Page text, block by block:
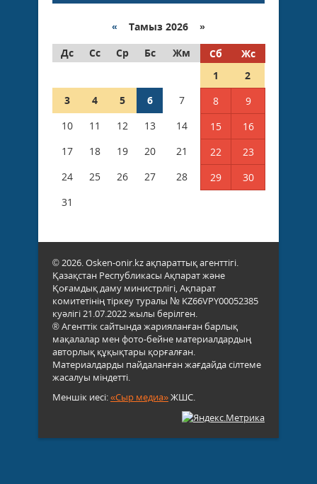
« Тамыз 2026 »
Дс
Сс Ср Бс Жм Сб
Жс
1
2
3
4 5 6 7 8
9
10
11 12 13 14 15
16
17
18 19 20 21 22
23
24
25 26 27 28 29
30
31
© 2026. Osken-onir.kz ақпараттық агенттігі.
Қазақстан Республикасы Ақпарат және
Қоғамдық даму министрлігі, Ақпарат
комитетінің тіркеу туралы № KZ66VPY00052385
куәлігі 21.07.2022 жылы берілген.
® Агенттік сайтында жарияланған барлық
мақалалар мен фото-бейне материалдардың
авторлық құқықтары қорғалған.
Материалдарды пайдаланған жағдайда сілтеме
жасалуы міндетті.
Меншік иесі:«Сыр медиа»ЖШС.